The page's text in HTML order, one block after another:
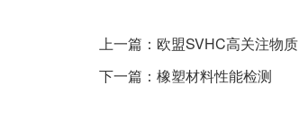
上一篇： 欧盟SVHC高关注物质
下一篇： 橡塑材料性能检测